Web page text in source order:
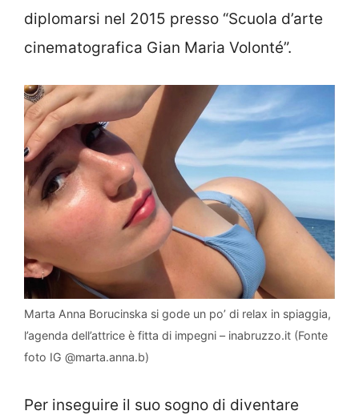
diplomarsi nel 2015 presso “Scuola d’arte
cinematografica Gian Maria Volonté”.
Marta Anna Borucinska si gode un po’ di relax in spiaggia,
l’agenda dell’attrice è fitta di impegni – inabruzzo.it (Fonte
foto IG @marta.anna.b)
Per inseguire il suo sogno di diventare